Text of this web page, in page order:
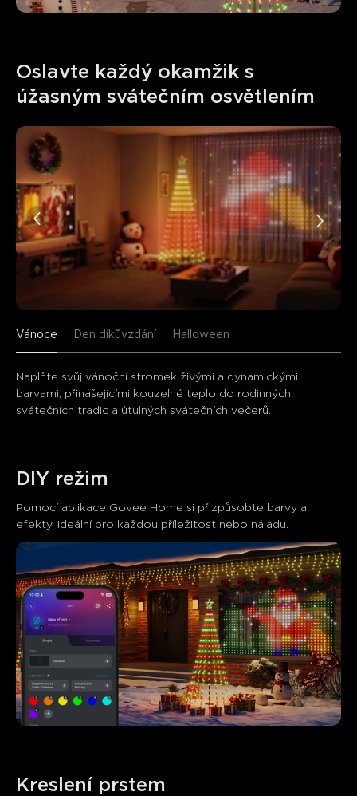
Oslavte každý okamžik s
úžasným svátečním osvětlením
Vánoce Den díkůvzdání Halloween
Naplňte svůj vánoční stromek živými a dynamickými
barvami, přinášejícími kouzelné teplo do rodinných
svátečních tradic a útulných svátečních večerů.
DIY režim
Pomocí aplikace Govee Home si přizpůsobte barvy a
efekty, ideální pro každou příležitost nebo náladu.
Kreslení prstem